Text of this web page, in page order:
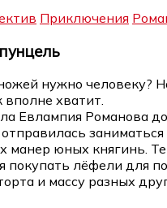
Приключения
нужно человеку?
хватит.
Евлампия Романова
заниматься
манер юных княгинь.
покупать лёфели для
и массу разных